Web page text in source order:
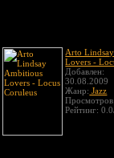
Arto
Lovers -
Добавлен:
30.08.2009
Жанр: Jazz
Рейтинг: